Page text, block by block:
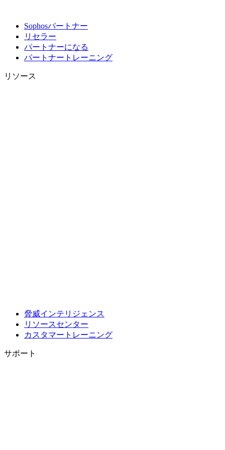
Sophosパートナー
リセラー
パートナーになる
パートナートレーニング
リソース
脅威インテリジェンス
リソースセンター
カスタマートレーニング
サポート